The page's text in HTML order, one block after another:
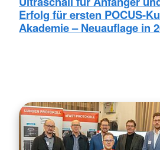
Erfolg für ersten POCUS-
Akademie – Neuauflage in